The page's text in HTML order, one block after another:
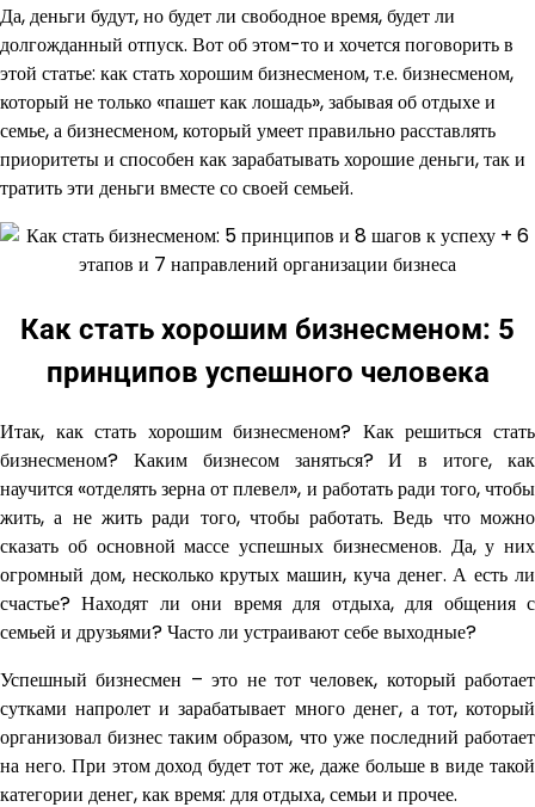
Да, деньги будут, но будет ли свободное время, будет ли
долгожданный отпуск. Вот об этом-то и хочется поговорить в
этой статье: как стать хорошим бизнесменом, т.е. бизнесменом,
который не только «пашет как лошадь», забывая об отдыхе и
семье, а бизнесменом, который умеет правильно расставлять
приоритеты и способен как зарабатывать хорошие деньги, так и
тратить эти деньги вместе со своей семьей.
Как стать хорошим бизнесменом: 5
принципов успешного человека
Итак, как стать хорошим бизнесменом? Как решиться стать
бизнесменом? Каким бизнесом заняться? И в итоге, как
научится «отделять зерна от плевел», и работать ради того, чтобы
жить, а не жить ради того, чтобы работать. Ведь что можно
сказать об основной массе успешных бизнесменов. Да, у них
огромный дом, несколько крутых машин, куча денег. А есть ли
счастье? Находят ли они время для отдыха, для общения с
семьей и друзьями? Часто ли устраивают себе выходные?
Успешный бизнесмен – это не тот человек, который работает
сутками напролет и зарабатывает много денег, а тот, который
организовал бизнес таким образом, что уже последний работает
на него. При этом доход будет тот же, даже больше в виде такой
категории денег, как время: для отдыха, семьи и прочее.